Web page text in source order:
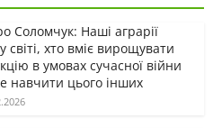
Соломчук: Наші аграрії
світі, хто вміє вирощувати
в умовах сучасної війни
навчити цього інших